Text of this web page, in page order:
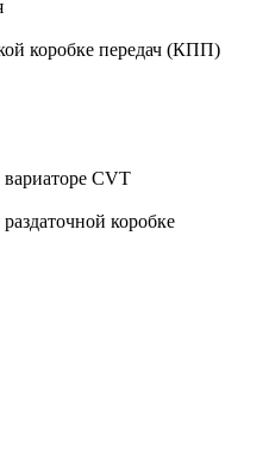
коробке передач (КПП)
CVT
коробке